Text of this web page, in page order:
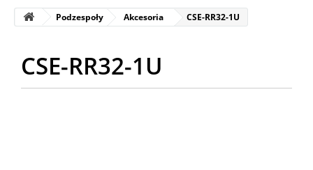
Podzespoły Akcesoria CSE-RR32-1U
CSE-RR32-1U